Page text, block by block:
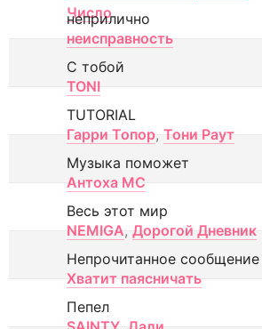
Число
неприлично
неисправность
С тобой
TONI
TUTORIAL
Гарри Топор, Тони Раут
Музыка поможет
Антоха МС
Весь этот мир
NEMIGA, Дорогой Дневник
Непрочитанное сообщение
Хватит паясничать
Пепел